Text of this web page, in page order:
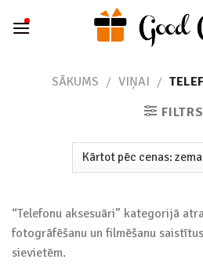
SĀKUMS / VIŅAI /
FILTRS
“Telefonu aksesuāri” kategorijā
fotogrāfēšanu un filmēšanu
sievietēm.